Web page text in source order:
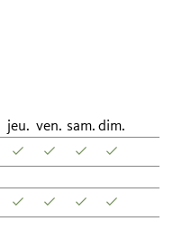
jeu. ven. sam. dim.